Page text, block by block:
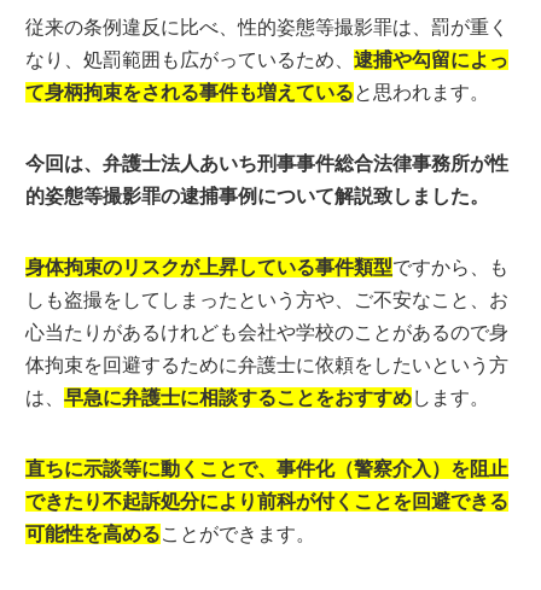
従来の条例違反に比べ、性的姿態等撮影罪は、罰が重く
なり、処罰範囲も広がっているため、逮捕や勾留によっ
て身柄拘束をされる事件も増えていると思われます。
今回は、弁護士法人あいち刑事事件総合法律事務所が性
的姿態等撮影罪の逮捕事例について解説致しました。
身体拘束のリスクが上昇している事件類型ですから、も
しも盗撮をしてしまったという方や、ご不安なこと、お
心当たりがあるけれども会社や学校のことがあるので身
体拘束を回避するために弁護士に依頼をしたいという方
は、早急に弁護士に相談することをおすすめします。
直ちに示談等に動くことで、事件化（警察介入）を阻止
できたり不起訴処分により前科が付くことを回避できる
可能性を高めることができます。